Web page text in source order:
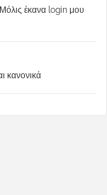
έκανα login μου
κανονικά